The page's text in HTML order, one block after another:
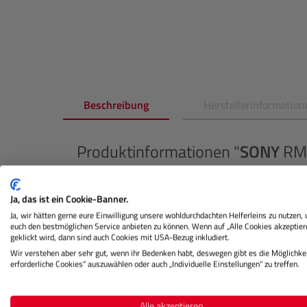
Beschreibung
Produktinformationen "SONY
Die Sony RM-1BP LANC-Fernbedienung ist
HDV- und DVCAM-Camcordern mit LANC-
Fernbedienung lässt sich einfach am Griff fast
ermöglicht die präzise Steuerung von Fokus und
Die Fernbedienung bietet außerdem eine
und Wiedergabe, damit Sie nie wieder eine
Mit drei verschiedenen
Ja, das ist ein Cookie-Banner.
Ja, wir hätten gerne eure Einwilligung unsere wohldurchdachten Helferleins zu nutzen,
euch den bestmöglichen Service anbieten zu können. Wenn auf „Alle Cookies
geklickt wird, dann sind auch Cookies mit USA-Bezug inkludiert.
Wir verstehen aber sehr gut, wenn ihr Bedenken habt, deswegen gibt es die
erforderliche Cookies“ auszuwählen oder auch „Individuelle Einstellungen“ zu treffen.